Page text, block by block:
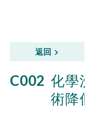
返回
C002 化學
術降